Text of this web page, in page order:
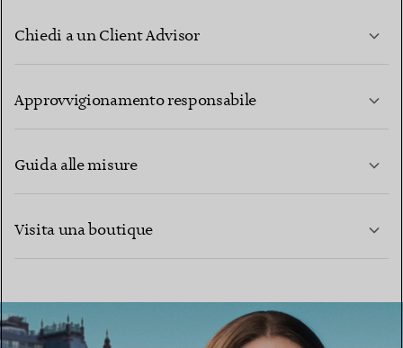
Chiedi a un Client Advisor
Approvvigionamento responsabile
Guida alle misure
Visita una boutique
TROVA LA BOUTIQUE PIÙ VICINA A TE